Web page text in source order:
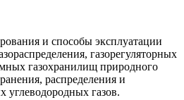
и способы эксплуатации
газорегуляторных
газохранилищ природного
распределения и
углеводородных газов.